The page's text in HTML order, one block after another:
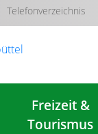
Telefonverzeichnis
Freizeit &
Tourismus